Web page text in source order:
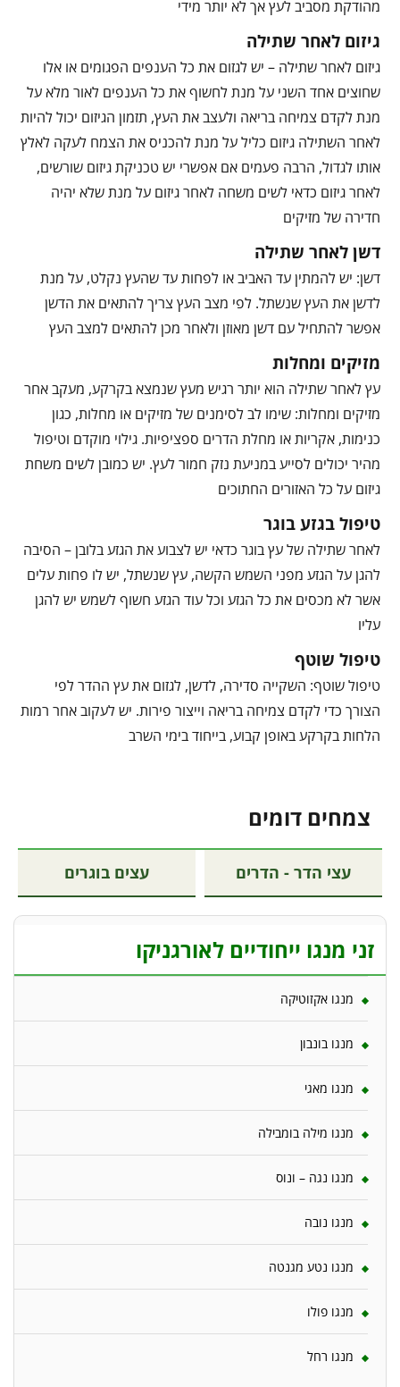
מהודקת מסביב לעץ אך לא יותר מידי
גיזום לאחר שתילה
גיזום לאחר שתילה – יש לגזום את כל הענפים הפגומים או אלו
שחוצים אחד השני על מנת לחשוף את כל הענפים לאור מלא על
מנת לקדם צמיחה בריאה ולעצב את העץ, תזמון הגיזום יכול להיות
לאחר השתילה גיזום כליל על מנת להכניס את הצמח לעקה לאלץ
אותו לגדול, הרבה פעמים אם אפשרי יש טכניקת גיזום שורשים,
לאחר גיזום כדאי לשים משחה לאחר גיזום על מנת שלא יהיה
חדירה של מזיקים
דשן לאחר שתילה
דשן: יש להמתין עד האביב או לפחות עד שהעץ נקלט, על מנת
לדשן את העץ שנשתל. לפי מצב העץ צריך להתאים את הדשן
אפשר להתחיל עם דשן מאוזן ולאחר מכן להתאים למצב העץ
מזיקים ומחלות
עץ לאחר שתילה הוא יותר רגיש מעץ שנמצא בקרקע, מעקב אחר
מזיקים ומחלות: שימו לב לסימנים של מזיקים או מחלות, כגון
כנימות, אקריות או מחלת הדרים ספציפיות. גילוי מוקדם וטיפול
מהיר יכולים לסייע במניעת נזק חמור לעץ. יש כמובן לשים משחת
גיזום על כל האזורים החתוכים
טיפול בגזע בוגר
לאחר שתילה של עץ בוגר כדאי יש לצבוע את הגזע בלובן – הסיבה
להגן על הגזע מפני השמש הקשה, עץ שנשתל, יש לו פחות עלים
אשר לא מכסים את כל הגזע וכל עוד הגזע חשוף לשמש יש להגן
עליו
טיפול שוטף
טיפול שוטף: השקייה סדירה, לדשן, לגזום את עץ ההדר לפי
הצורך כדי לקדם צמיחה בריאה וייצור פירות. יש לעקוב אחר רמות
הלחות בקרקע באופן קבוע, בייחוד בימי השרב
צמחים דומים
עצי הדר - הדרים עצים בוגרים
זני מנגו ייחודיים לאורגניקו
מנגו אקזוטיקה
מנגו בונבון
מנגו מאגי
מנגו מילה בומבילה
מנגו נגה – ונוס
מנגו נובה
מנגו נטע מגנטה
מנגו פולו
מנגו רחל